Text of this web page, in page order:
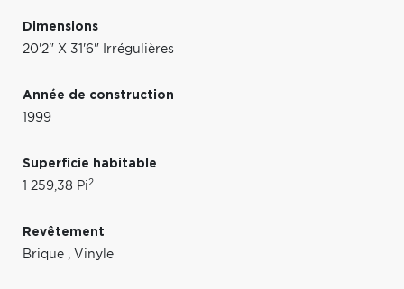
Dimensions
20'2" X 31'6" Irrégulières
Année de construction
1999
Superficie habitable
1 259,38 Pi2
Revêtement
Brique , Vinyle